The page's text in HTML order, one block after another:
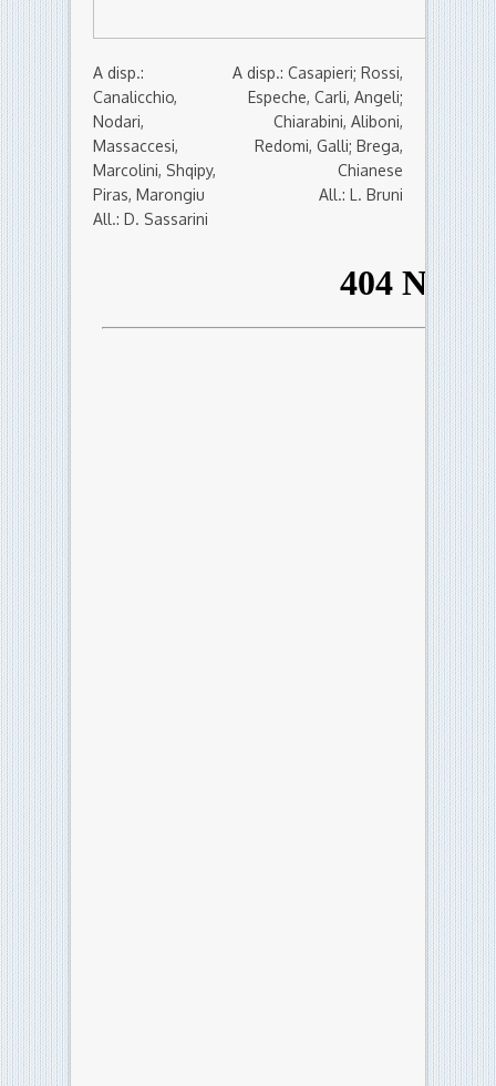
A disp.:
Canalicchio,
Nodari,
Massaccesi,
Marcolini, Shqipy,
Piras, Marongiu
All.: D. Sassarini
A disp.: Casapieri; Rossi,
Espeche, Carli, Angeli;
Chiarabini, Aliboni,
Redomi, Galli; Brega,
Chianese
All.: L. Bruni